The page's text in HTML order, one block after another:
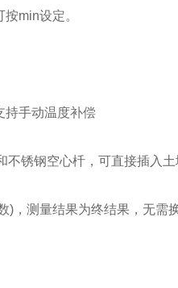
min设定。
手动温度补偿
锈钢空心杄，可直接插入土
测量结果为终结果，无需